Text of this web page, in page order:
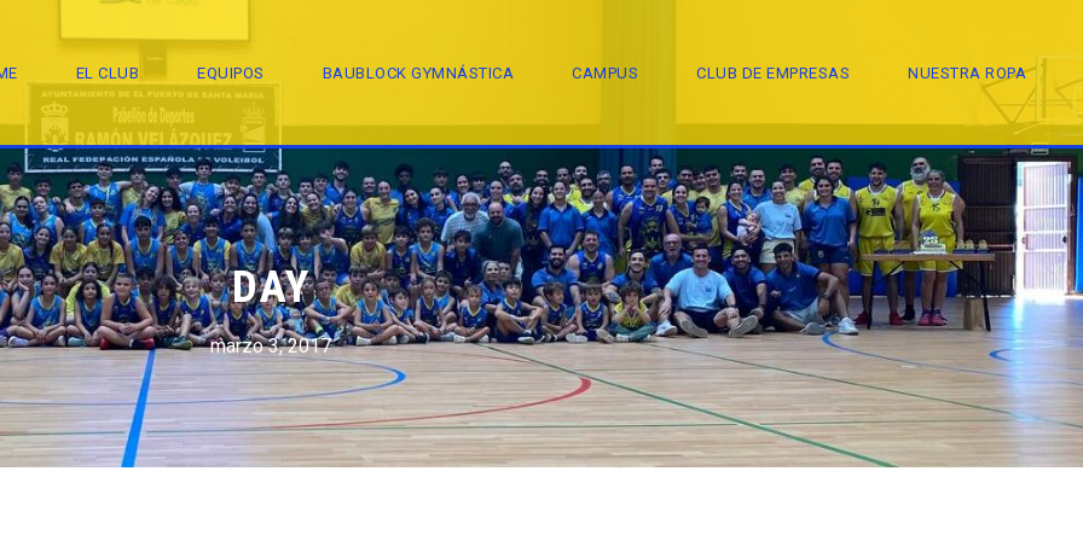
EL CLUB EQUIPOS BAUBLOCK GYMNÁSTICA CAMPUS CLUB DE EMPRESAS NUESTRA ROPA
DAY
marzo 3, 2017